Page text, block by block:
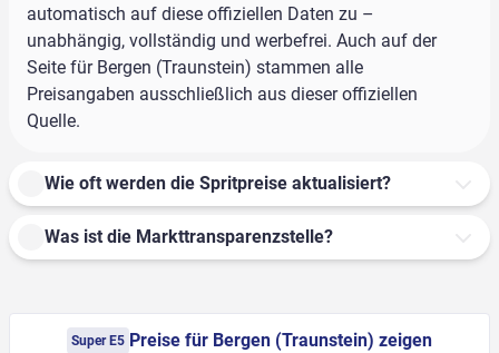
automatisch auf diese offiziellen Daten zu –
unabhängig, vollständig und werbefrei. Auch auf der
Seite für Bergen (Traunstein) stammen alle
Preisangaben ausschließlich aus dieser offiziellen
Quelle.
Wie oft werden die Spritpreise aktualisiert?
Was ist die Markttransparenzstelle?
Super E5 Preise für Bergen (Traunstein) zeigen